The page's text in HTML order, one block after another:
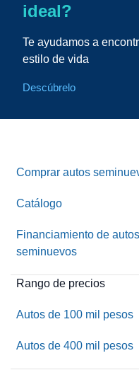
ideal?
Te ayudamos a
estilo de vida
Descúbrelo
Comprar autos
Catálogo
Financiamiento de autos
seminuevos
Rango de precios
Autos de 100 mil pesos
Autos de 400 mil pesos